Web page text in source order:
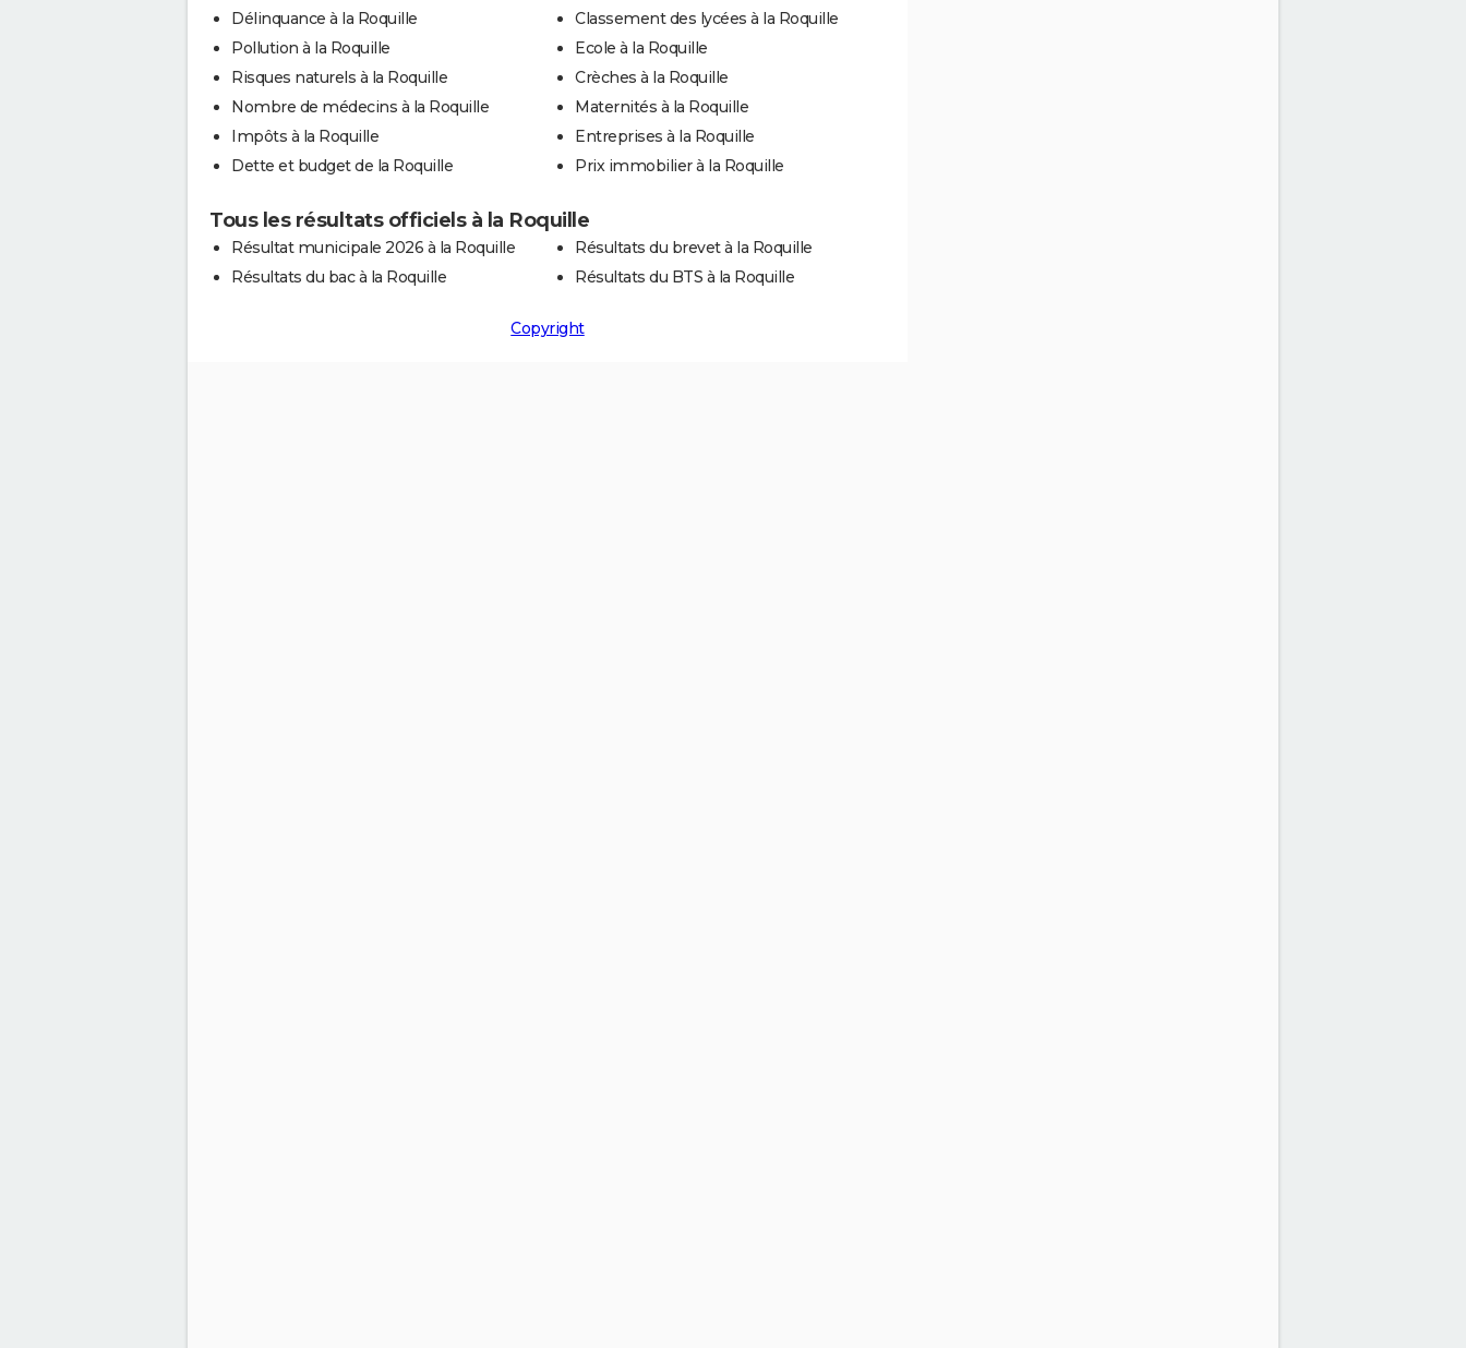
Délinquance à la Roquille
Pollution à la Roquille
Risques naturels à la Roquille
Nombre de médecins à la Roquille
Impôts à la Roquille
Dette et budget de la Roquille
Classement des lycées à la Roquille
Ecole à la Roquille
Crèches à la Roquille
Maternités à la Roquille
Entreprises à la Roquille
Prix immobilier à la Roquille
Tous les résultats officiels à la Roquille
Résultat municipale 2026 à la Roquille
Résultats du bac à la Roquille
Résultats du brevet à la Roquille
Résultats du BTS à la Roquille
Copyright